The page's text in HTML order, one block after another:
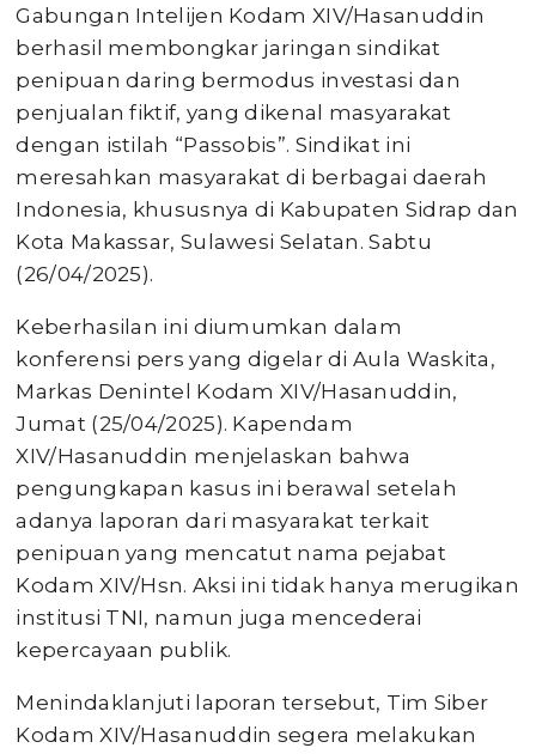
Gabungan Intelijen Kodam XIV/Hasanuddin
berhasil membongkar jaringan sindikat
penipuan daring bermodus investasi dan
penjualan fiktif, yang dikenal masyarakat
dengan istilah “Passobis”. Sindikat ini
meresahkan masyarakat di berbagai daerah
Indonesia, khususnya di Kabupaten Sidrap dan
Kota Makassar, Sulawesi Selatan. Sabtu
(26/04/2025).
Keberhasilan ini diumumkan dalam
konferensi pers yang digelar di Aula Waskita,
Markas Denintel Kodam XIV/Hasanuddin,
Jumat (25/04/2025). Kapendam
XIV/Hasanuddin menjelaskan bahwa
pengungkapan kasus ini berawal setelah
adanya laporan dari masyarakat terkait
penipuan yang mencatut nama pejabat
Kodam XIV/Hsn. Aksi ini tidak hanya merugikan
institusi TNI, namun juga mencederai
kepercayaan publik.
Menindaklanjuti laporan tersebut, Tim Siber
Kodam XIV/Hasanuddin segera melakukan